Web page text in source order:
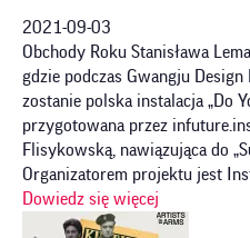
2021-09-03
Obchody Roku Stanisława
gdzie podczas Gwangju Design
zostanie polska instalacja „Do
przygotowana przez
Flisykowską, nawiązująca do
Organizatorem projektu jest
Dowiedz się więcej